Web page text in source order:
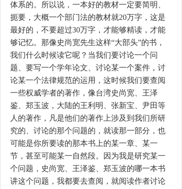
体系的。所以说，一本好的教材一定要简明、
扼要，大概一个部门法的教材就20万字，这是
最好的，不要超过30万字，才能够精读，才能
够记忆。那像史尚宽先生这样“大部头”的书，
我们什么时候读它呢？当我们要讨论一个问
题、要写一个学年论文、讨论某一个案件，讨
论某一个法律规范的运用，这时候我们要查阅
一些权威学者的著作，像台湾史尚宽、王泽
鉴、郑玉波，大陆的王利明、张新宝、尹田等
人的著作，凡是他们的著作上涉及到我们所研
究的、讨论的那个问题的，就读那一部分，也
可能是你所要读的那本书上的某一章、某一
节，甚至可能某一自然段。因为我是研究某一
个问题，史尚宽、王泽鉴、郑玉波的哪一本书
讲这个问题，我都要去查阅，就阅读作者讨论